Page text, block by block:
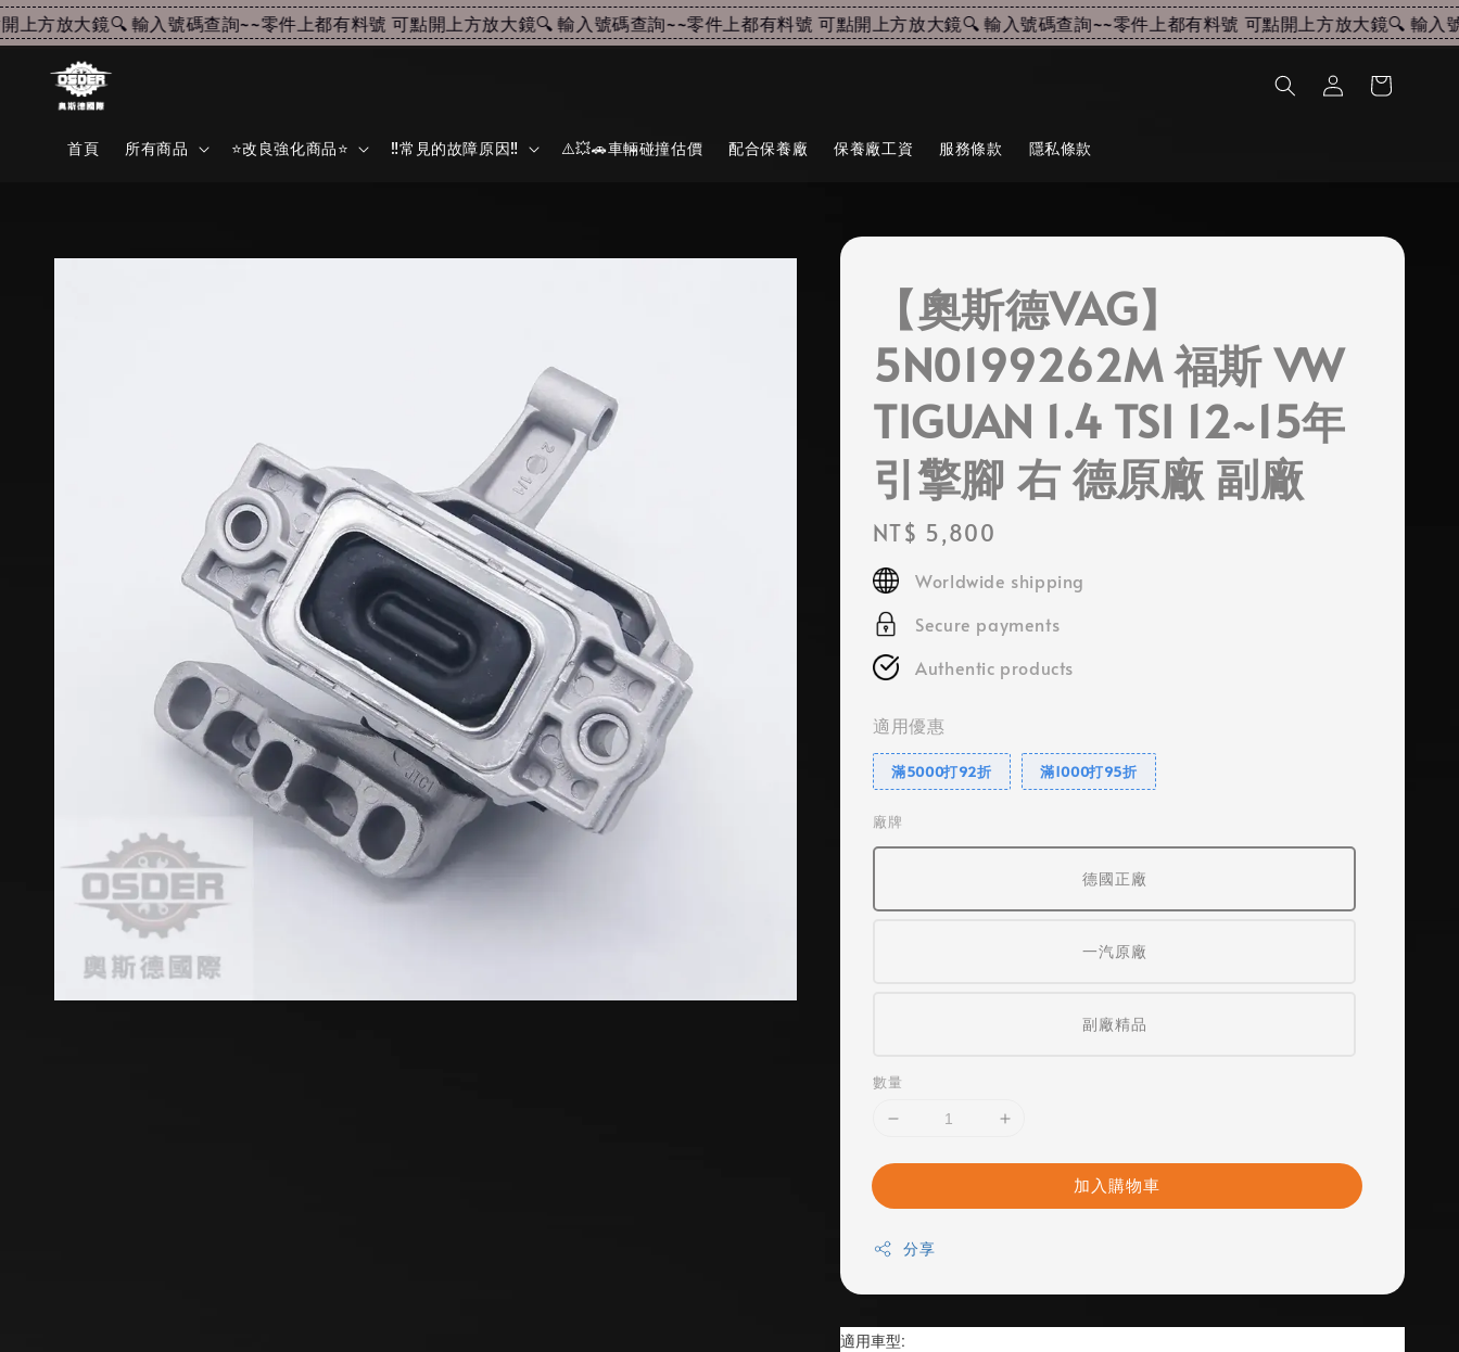
方放大鏡🔍 輸入號碼查詢~~零件上都有料號 可點開上方放大鏡🔍 輸入號碼查詢~~零件上都有料號 可點開上方放大鏡🔍 輸入號碼查詢~~零件上都有料號 可點開上方放大鏡🔍 輸入號
首頁 所有商品 ⭐改良強化商品⭐ ‼️常見的故障原因‼️ ⚠️💥🚗車輛碰撞估價 配合保養廠 保養廠工資 服務條款 隱私條款
【奧斯德VAG】
5N0199262M 福斯 VW
TIGUAN 1.4 TSI 12~15年
引擎腳 右 德原廠 副廠
Regular
price
NT$ 5,800
Worldwide shipping
Secure payments
Authentic products
適用優惠
滿5000打92折 滿1000打95折
廠牌
德國正廠
一汽原廠
副廠精品
數量
加入購物車
分享
適用車型: